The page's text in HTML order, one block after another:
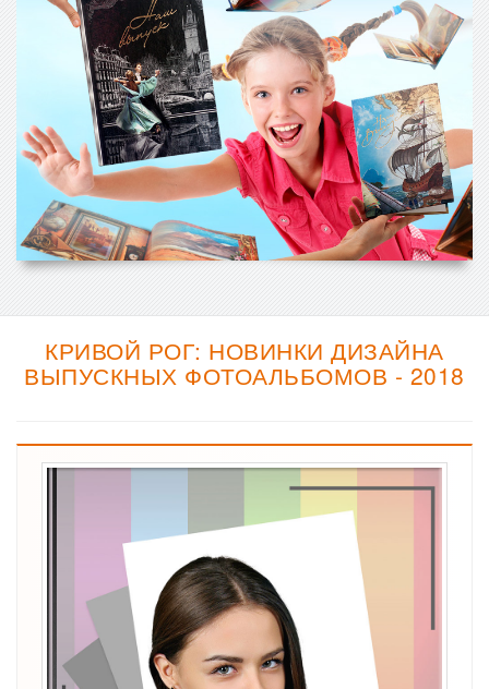
КРИВОЙ РОГ: НОВИНКИ ДИЗАЙНА
ВЫПУСКНЫХ ФОТОАЛЬБОМОВ - 2018